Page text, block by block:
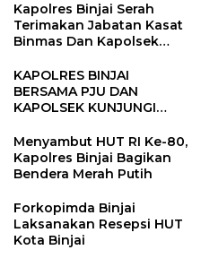
Kapolres Binjai Serah
Terimakan Jabatan Kasat
Binmas Dan Kapolsek
KAPOLRES BINJAI
BERSAMA PJU DAN
KAPOLSEK KUNJUNGI
BINJAI
Menyambut HUT RI Ke-80,
Kapolres Binjai Bagikan
Bendera Merah Putih
Forkopimda Binjai
Laksanakan Resepsi HUT
Kota Binjai